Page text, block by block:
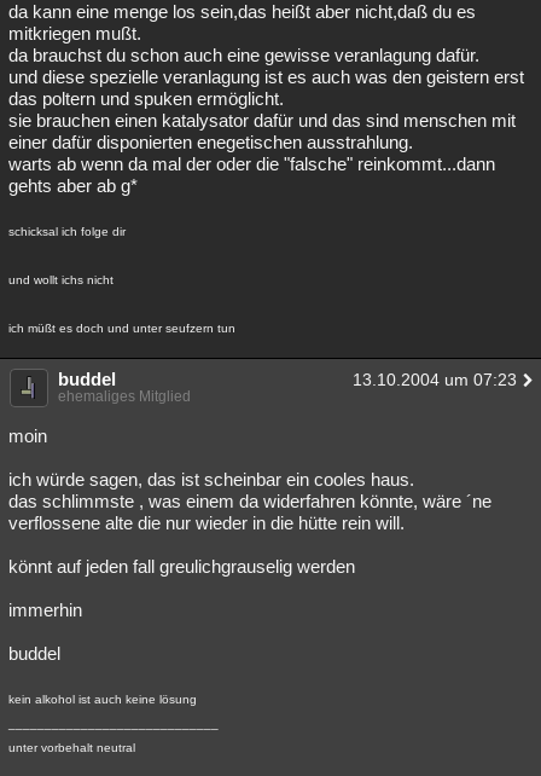
da kann eine menge los sein,das heißt aber nicht,daß du es
mitkriegen mußt.
da brauchst du schon auch eine gewisse veranlagung dafür.
und diese spezielle veranlagung ist es auch was den geistern erst
das poltern und spuken ermöglicht.
sie brauchen einen katalysator dafür und das sind menschen mit
einer dafür disponierten enegetischen ausstrahlung.
warts ab wenn da mal der oder die "falsche" reinkommt...dann
gehts aber ab g*
schicksal ich folge dir
und wollt ichs nicht
ich müßt es doch und unter seufzern tun
buddel 13.10.2004 um 07:23
ehemaliges Mitglied
moin
ich würde sagen, das ist scheinbar ein cooles haus.
das schlimmste , was einem da widerfahren könnte, wäre ´ne
verflossene alte die nur wieder in die hütte rein will.
könnt auf jeden fall greulichgrauselig werden
immerhin
buddel
kein alkohol ist auch keine lösung
unter vorbehalt neutral